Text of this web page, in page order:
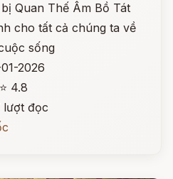
Quan Thế Âm Bồ Tát
cho tất cả chúng ta về
sống
2026
⭐ 4.8
lượt đọc